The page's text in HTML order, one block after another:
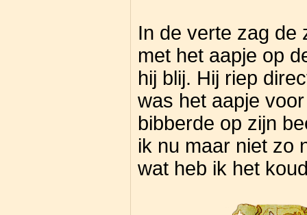
In de verte zag de
met het aapje op
hij blij. Hij riep
was het aapje
bibberde op zijn
ik nu maar niet zo
wat heb ik het